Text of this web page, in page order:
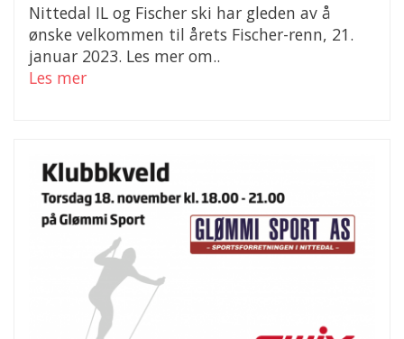
Nittedal IL og Fischer ski har gleden av å
ønske velkommen til årets Fischer-renn, 21.
januar 2023. Les mer om..
Les mer